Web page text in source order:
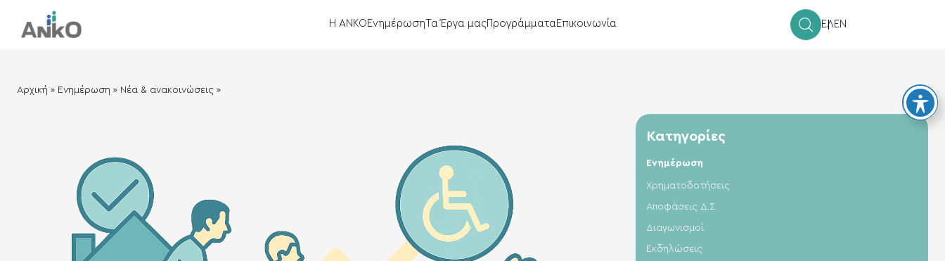
Η ΑΝΚΟ Ενημέρωση Τα Έργα μαςΠρογράμματαΕπικοινωνία ΕΛ EN
Αρχική » Ενημέρωση » Νέα & ανακοινώσεις »
Κατηγορίες
Ενημέρωση
Xρηματοδοτήσεις
Αποφάσεις Δ.Σ.
Διαγωνισμοί
Εκδηλώσεις